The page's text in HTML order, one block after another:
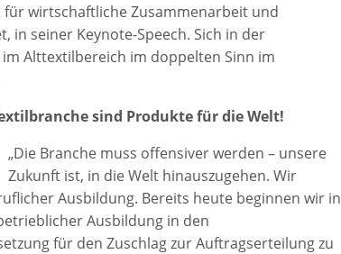
für wirtschaftliche Zusammenarbeit und
in seiner Keynote-Speech. Sich in der
Alttextilbereich im doppelten Sinn im
sind Produkte für die Welt!
„Die Branche muss offensiver werden – unsere
Zukunft ist, in die Welt hinauszugehen. Wir
Ausbildung. Bereits heute beginnen wir in
Ausbildung in den
für den Zuschlag zur Auftragserteilung zu